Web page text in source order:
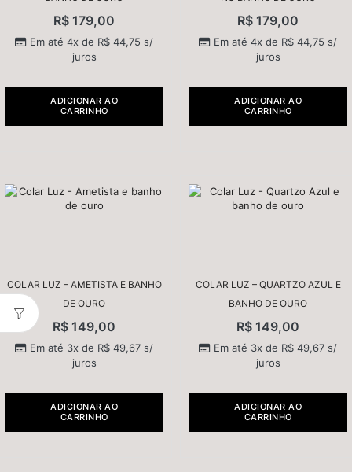
R$ 179,00
Em até 4x de R$44,75 s/
juros
ADICIONAR AO
CARRINHO
R$ 179,00
Em até 4x de R$44,75 s/
juros
ADICIONAR AO
CARRINHO
COLAR LUZ – AMETISTA E BANHO
DE OURO
R$ 149,00
Em até 3x de R$49,67s/
juros
ADICIONAR AO
CARRINHO
COLAR LUZ – QUARTZO AZUL E
BANHO DE OURO
R$ 149,00
Em até 3x de R$49,67s/
juros
ADICIONAR AO
CARRINHO